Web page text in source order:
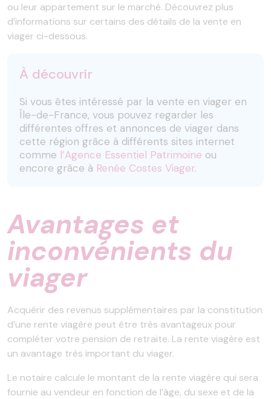
ou leur appartement sur le marché. Découvrez plus
d’informations sur certains des détails de la vente en
viager ci-dessous.
À découvrir
Si vous êtes intéressé par la vente en viager en
Île-de-France, vous pouvez regarder les
différentes offres et annonces de viager dans
cette région grâce à différents sites internet
comme l’Agence Essentiel Patrimoine ou
encore grâce à Renée Costes Viager.
Avantages et
inconvénients du
viager
Acquérir des revenus supplémentaires par la constitution
d’une rente viagère peut être très avantageux pour
compléter votre pension de retraite. La rente viagère est
un avantage très important du viager.
Le notaire calcule le montant de la rente viagère qui sera
fournie au vendeur en fonction de l’âge, du sexe et de la